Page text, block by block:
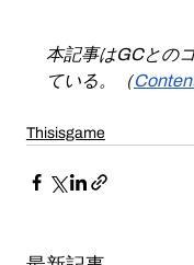
本記事はGCとの
ている。（
Thisisgame